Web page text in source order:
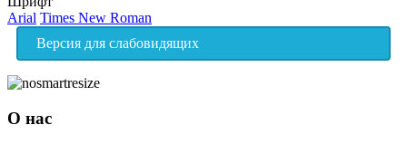
Arial Times New Roman
Версия для слабовидящих
О нас